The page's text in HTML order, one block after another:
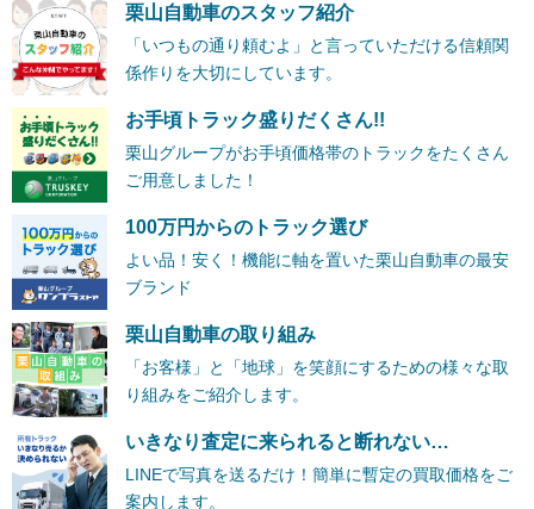
栗山自動車のスタッフ紹介
「いつもの通り頼むよ」と言っていただける信頼関
係作りを大切にしています。
お手頃トラック盛りだくさん!!
栗山グループがお手頃価格帯のトラックをたくさん
ご用意しました！
100万円からのトラック選び
よい品！安く！機能に軸を置いた栗山自動車の最安
ブランド
栗山自動車の取り組み
「お客様」と「地球」を笑顔にするための様々な取
り組みをご紹介します。
いきなり査定に来られると断れない…
LINEで写真を送るだけ！簡単に暫定の買取価格をご
案内します。